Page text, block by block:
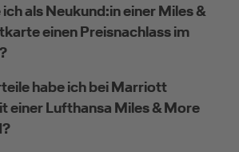
als Neukund:in einer Miles &
einen Preisnachlass im
habe ich bei Marriott
einer Lufthansa Miles & More